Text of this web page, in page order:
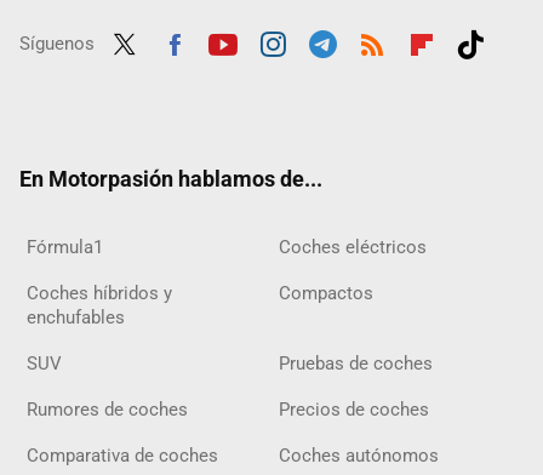
Síguenos
En Motorpasión hablamos de...
Fórmula1 Coches eléctricos
Coches híbridos y
enchufables
Compactos
SUV Pruebas de coches
Rumores de coches Precios de coches
Comparativa de coches Coches autónomos